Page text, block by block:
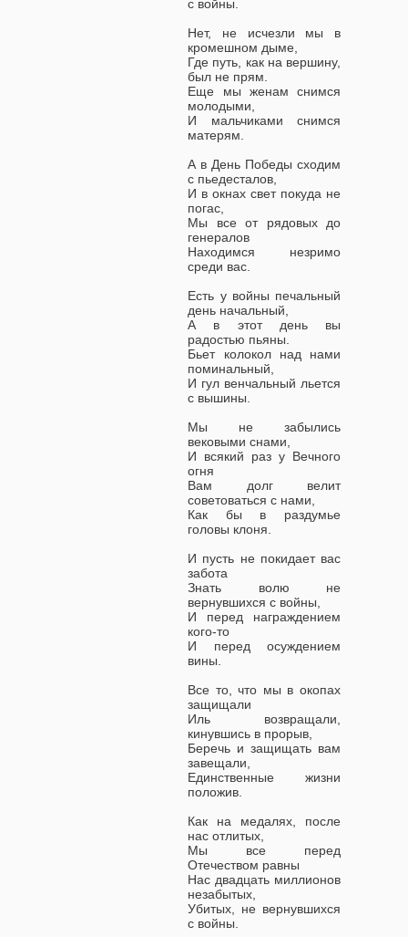
с войны.
Нет, не исчезли мы в
кромешном дыме,
Где путь, как на вершину,
был не прям.
Еще мы женам снимся
молодыми,
И мальчиками снимся
матерям.
А в День Победы сходим
с пьедесталов,
И в окнах свет покуда не
погас,
Мы все от рядовых до
генералов
Находимся незримо
среди вас.
Есть у войны печальный
день начальный,
А в этот день вы
радостью пьяны.
Бьет колокол над нами
поминальный,
И гул венчальный льется
с вышины.
Мы не забылись
вековыми снами,
И всякий раз у Вечного
огня
Вам долг велит
советоваться с нами,
Как бы в раздумье
головы клоня.
И пусть не покидает вас
забота
Знать волю не
вернувшихся с войны,
И перед награждением
кого-то
И перед осуждением
вины.
Все то, что мы в окопах
защищали
Иль возвращали,
кинувшись в прорыв,
Беречь и защищать вам
завещали,
Единственные жизни
положив.
Как на медалях, после
нас отлитых,
Мы все перед
Отечеством равны
Нас двадцать миллионов
незабытых,
Убитых, не вернувшихся
с войны.